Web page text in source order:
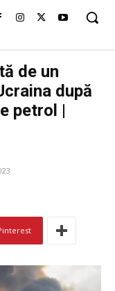
de un
după
petrol |